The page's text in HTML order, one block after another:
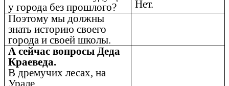
у города без прошлого?
Нет.
Поэтому мы должны
знать историю своего
города и своей школы.
А сейчас вопросы Деда
Краеведа.
В дремучих лесах, на